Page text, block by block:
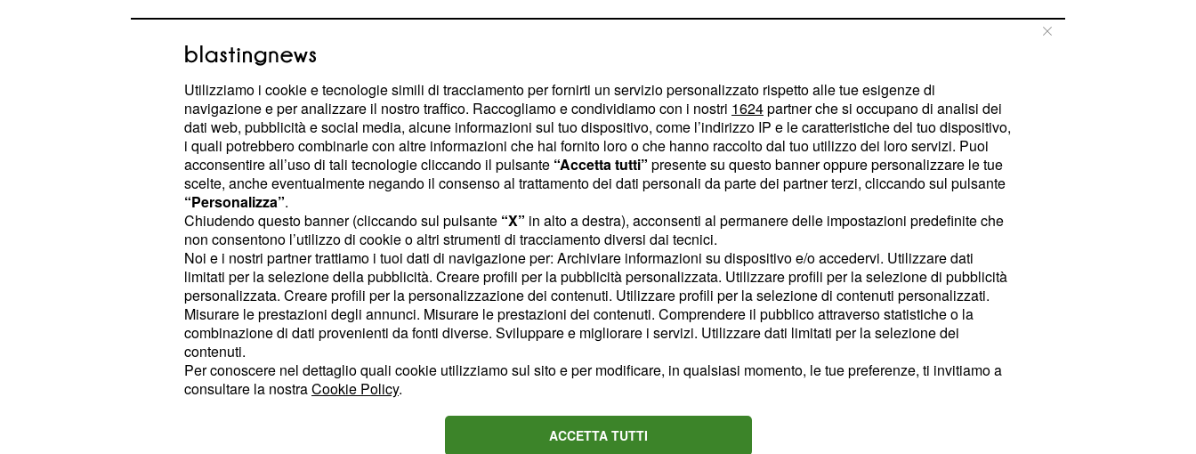
Marcello Barbieri verso un periodo
difficile
Tra i protagonisti più amati della soap,Marcello Barbieri
continuerà a essere al centro delle dinamiche del grande
magazzino milanese. Tuttavia, stando alle parole diPietro
Masotti, per il suo personaggio si prospetta un inizio di
stagionetutt’altro che sereno. L’attore ha infatti anticipato
che Marcello attraverserà un momento segnato da una
profonda tristezza. Un indizio che apre diversi interrogativi
Utilizziamo i cookie e tecnologie simili di tracciamento per fornirti un servizio personalizzato rispetto alle tue esigenze di
navigazione e per analizzare il nostro traffico. Raccogliamo e condividiamo con i nostri 1624partner che si occupano di analisi dei
dati web, pubblicità e social media, alcune informazioni sul tuo dispositivo, come l’indirizzo IP e le caratteristiche del tuo dispositivo,
i quali potrebbero combinarle con altre informazioni che hai fornito loro o che hanno raccolto dal tuo utilizzo dei loro servizi. Puoi
acconsentire all’uso di tali tecnologie cliccando il pulsante “Accetta tutti” presente su questo banner oppure personalizzare le tue
scelte, anche eventualmente negando il consenso al trattamento dei dati personali da parte dei partner terzi, cliccando sul pulsante
“Personalizza”.
Chiudendo questo banner (cliccando sul pulsante “X” in alto a destra), acconsenti al permanere delle impostazioni predefinite che
non consentono l’utilizzo di cookie o altri strumenti di tracciamento diversi dai tecnici.
Noi e i nostri partner trattiamo i tuoi dati di navigazione per: Archiviare informazioni su dispositivo e/o accedervi. Utilizzare dati
limitati per la selezione della pubblicità. Creare profili per la pubblicità personalizzata. Utilizzare profili per la selezione di pubblicità
personalizzata. Creare profili per la personalizzazione dei contenuti. Utilizzare profili per la selezione di contenuti personalizzati.
Misurare le prestazioni degli annunci. Misurare le prestazioni dei contenuti. Comprendere il pubblico attraverso statistiche o la
combinazione di dati provenienti da fonti diverse. Sviluppare e migliorare i servizi. Utilizzare dati limitati per la selezione dei
contenuti.
Per conoscere nel dettaglio quali cookie utilizziamo sul sito e per modificare, in qualsiasi momento, le tue preferenze, ti invitiamo a
consultare la nostraCookie Policy.
ACCETTA TUTTI